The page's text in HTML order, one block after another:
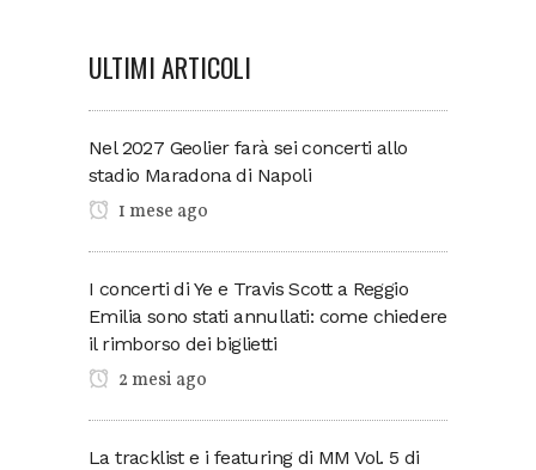
ULTIMI ARTICOLI
Nel 2027 Geolier farà sei concerti allo
stadio Maradona di Napoli
1 mese ago
I concerti di Ye e Travis Scott a Reggio
Emilia sono stati annullati: come chiedere
il rimborso dei biglietti
2 mesi ago
La tracklist e i featuring di MM Vol. 5 di